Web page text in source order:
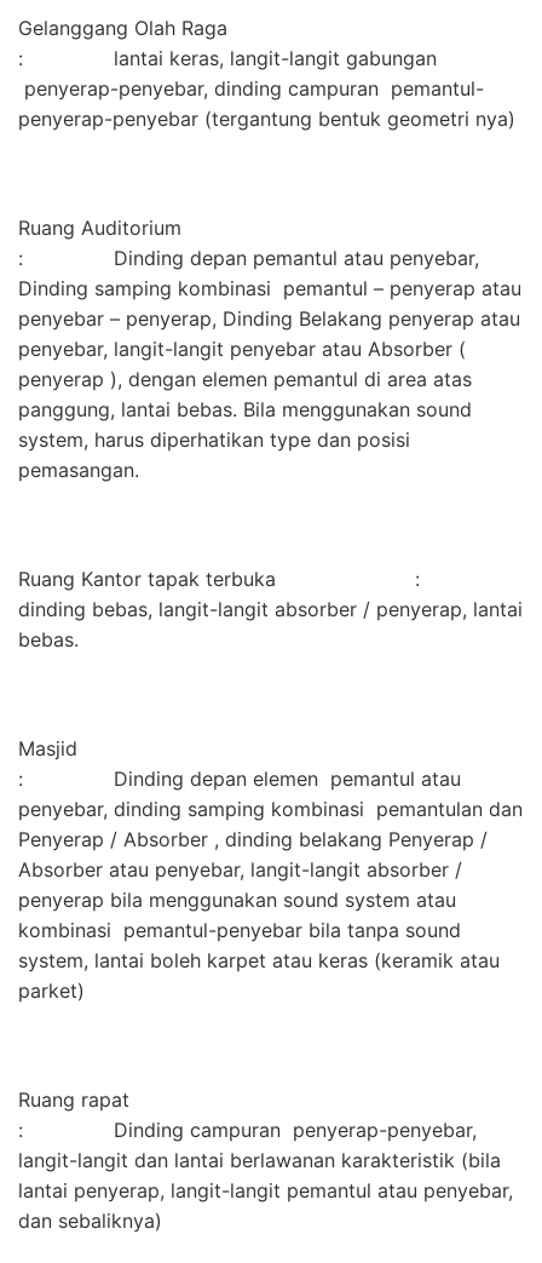
Gelanggang Olah Raga
: lantai keras, langit-langit gabungan
penyerap-penyebar, dinding campuran pemantul-
penyerap-penyebar (tergantung bentuk geometri nya)
Ruang Auditorium
: Dinding depan pemantul atau penyebar,
Dinding samping kombinasi pemantul – penyerap atau
penyebar – penyerap, Dinding Belakang penyerap atau
penyebar, langit-langit penyebar atau Absorber (
penyerap ), dengan elemen pemantul di area atas
panggung, lantai bebas. Bila menggunakan sound
system, harus diperhatikan type dan posisi
pemasangan.
Ruang Kantor tapak terbuka :
dinding bebas, langit-langit absorber / penyerap, lantai
bebas.
Masjid
: Dinding depan elemen pemantul atau
penyebar, dinding samping kombinasi pemantulan dan
Penyerap / Absorber , dinding belakang Penyerap /
Absorber atau penyebar, langit-langit absorber /
penyerap bila menggunakan sound system atau
kombinasi pemantul-penyebar bila tanpa sound
system, lantai boleh karpet atau keras (keramik atau
parket)
Ruang rapat
: Dinding campuran penyerap-penyebar,
langit-langit dan lantai berlawanan karakteristik (bila
lantai penyerap, langit-langit pemantul atau penyebar,
dan sebaliknya)